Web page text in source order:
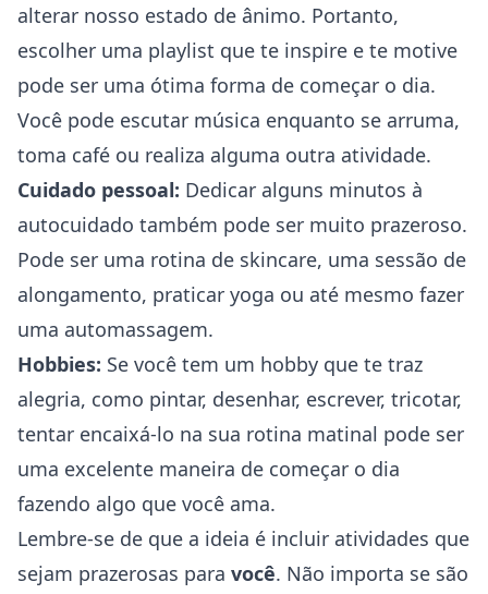
alterar nosso estado de ânimo. Portanto,
escolher uma playlist que te inspire e te motive
pode ser uma ótima forma de começar o dia.
Você pode escutar música enquanto se arruma,
toma café ou realiza alguma outra atividade.
Cuidado pessoal: Dedicar alguns minutos à
autocuidado também pode ser muito prazeroso.
Pode ser uma rotina de skincare, uma sessão de
alongamento, praticar yoga ou até mesmo fazer
uma automassagem.
Hobbies: Se você tem um hobby que te traz
alegria, como pintar, desenhar, escrever, tricotar,
tentar encaixá-lo na sua rotina matinal pode ser
uma excelente maneira de começar o dia
fazendo algo que você ama.
Lembre-se de que a ideia é incluir atividades que
sejam prazerosas para você. Não importa se são